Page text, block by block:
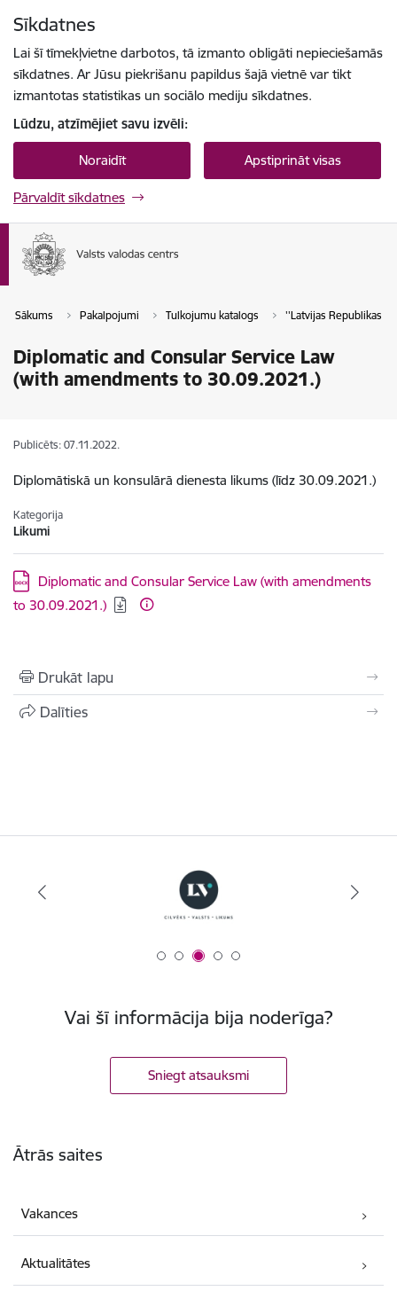
Sīkdatnes
Lai šī tīmekļvietne darbotos, tā izmanto obligāti nepieciešamās
sīkdatnes. Ar Jūsu piekrišanu papildus šajā vietnē var tikt
izmantotas statistikas un sociālo mediju sīkdatnes.
Lūdzu, atzīmējiet savu izvēli:
Noraidīt Apstiprināt visas
Pārvaldīt sīkdatnes
Sākums Pakalpojumi Tulkojumu katalogs ''Latvijas Republikas
Diplomatic and Consular Service Law
(with amendments to 30.09.2021.)
Publicēts: 07.11.2022.
Diplomātiskā un konsulārā dienesta likums (līdz 30.09.2021.)
Kategorija
Likumi
Lejupielādēt:
Diplomatic and Consular Service Law (with amendments
to 30.09.2021.)
Drukāt lapu
Dalīties
Vai šī informācija bija noderīga?
Sniegt atsauksmi
Ātrās saites
Vakances
Aktualitātes